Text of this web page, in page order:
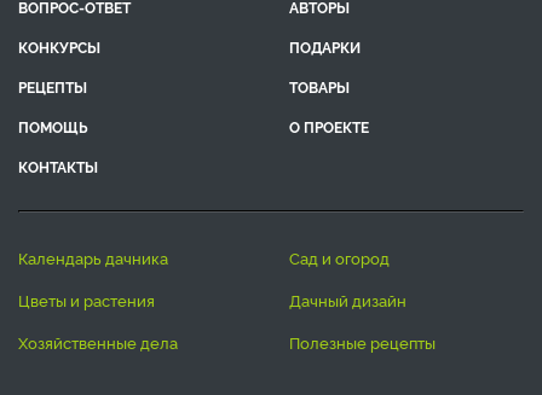
ВОПРОС-ОТВЕТ
АВТОРЫ
КОНКУРСЫ
ПОДАРКИ
РЕЦЕПТЫ
ТОВАРЫ
ПОМОЩЬ
О ПРОЕКТЕ
КОНТАКТЫ
календарь дачника
сад и огород
цветы и растения
дачный дизайн
хозяйственные дела
полезные рецепты